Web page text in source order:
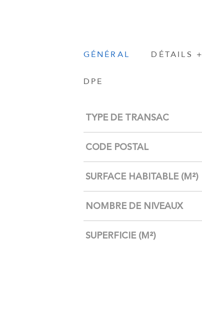
GÉNÉRAL DÉTAILS +
DPE
Caractérisque Valeurs
TYPE DE TRANSAC
CODE POSTAL
SURFACE HABITABLE (M²)
NOMBRE DE NIVEAUX
SUPERFICIE (M²)